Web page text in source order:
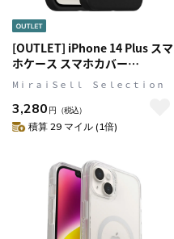
[OUTLET] iPhone 14 Plus スマ
ホケース スマホカバー
Black(ブラック) OtterBox[オ
ッターボックス] Symmetry[シ
ンメトリー] (77-88461)
MⅰｒａｉＳｅｌｌ Ｓｅｌｅｃｔｉｏｎ
3,280 円 （税込）
積算 29 マイル (1倍)